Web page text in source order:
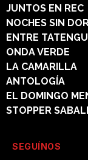
JUNTOS EN REC
NOCHES SIN
ENTRE
ONDA VERDE
LA CAMARILLA
ANTOLOGÍA
EL DOMINGO
STOPPER
SEGUÍNOS